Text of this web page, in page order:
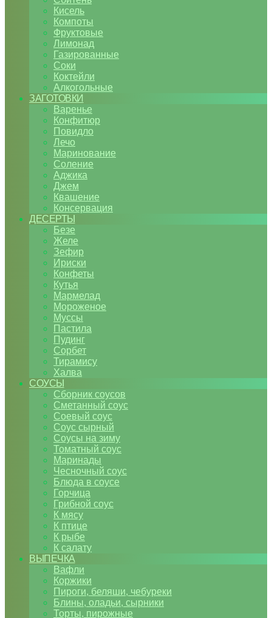
Кисель
Компоты
Фруктовые
Лимонад
Газированные
Соки
Коктейли
Алкогольные
ЗАГОТОВКИ
Варенье
Конфитюр
Повидло
Лечо
Маринование
Соление
Аджика
Джем
Квашение
Консервация
ДЕСЕРТЫ
Безе
Желе
Зефир
Ириски
Конфеты
Кутья
Мармелад
Мороженое
Муссы
Пастила
Пудинг
Сорбет
Тирамису
Халва
СОУСЫ
Сборник соусов
Сметанный соус
Соевый соус
Соус сырный
Соусы на зиму
Томатный соус
Маринады
Чесночный соус
Блюда в соусе
Горчица
Грибной соус
К мясу
К птице
К рыбе
К салату
ВЫПЕЧКА
Вафли
Коржики
Пироги, беляши, чебуреки
Блины, оладьи, сырники
Торты, пирожные